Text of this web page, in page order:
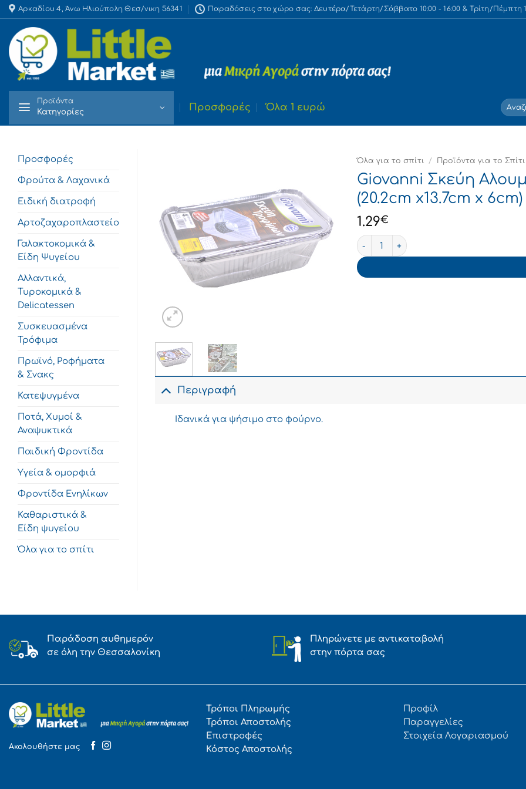
Skip
to
content
Αρκαδίου 4, Άνω Ηλιούπολη Θεσ/νικη 56341 Παραδόσεις στο χώρο σας: Δευτέρα/Τετάρτη/Σάββατο 10:00 - 16:00 & Τρίτη/Πέμπτη
Προϊόντα
Κατηγορίες Προσφορές Όλα 1 ευρώ
για:
Προσφορές
Φρούτα & Λαχανικά
Ειδική διατροφή
Αρτοζαχαροπλαστείο
Γαλακτοκομικά &
Είδη Ψυγείου
Αλλαντικά,
Τυροκομικά &
Delicatessen
Συσκευασμένα
Τρόφιμα
Πρωϊνό, Ροφήματα
& Σνακς
Κατεψυγμένα
Ποτά, Χυμοί &
Αναψυκτικά
Παιδική Φροντίδα
Υγεία & ομορφιά
Φροντίδα Ενηλίκων
Καθαριστικά &
Είδη ψυγείου
Όλα για το σπίτι
Όλα για το σπίτι / Προϊόντα για το Σπίτι
Giovanni Σκεύη
(20.2cm x13.7cm x
1.29€
Giovanni Σκεύη Αλουμινίου
Περιγραφή
Ιδανικά για ψήσιμο στο φούρνο.
Παράδοση αυθημερόν
σε όλη την Θεσσαλονίκη
Πληρώνετε με αντικαταβολή
στην πόρτα σας
Ακολουθήστε μας
Τρόποι Πληρωμής
Τρόποι Αποστολής
Επιστροφές
Κόστος Αποστολής
Προφίλ
Παραγγελίες
Στοιχεία Λογαριασμού